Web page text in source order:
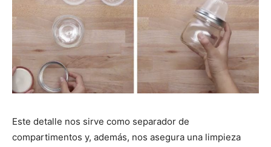
Este detalle nos sirve como separador de
compartimentos y, además, nos asegura una limpieza